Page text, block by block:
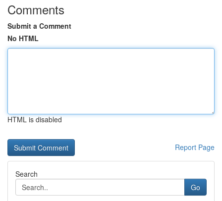
Comments
Submit a Comment
No HTML
HTML is disabled
Report Page
Search
Go